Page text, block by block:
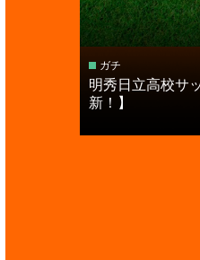
ガチ
明秀日立高校サ
新！】